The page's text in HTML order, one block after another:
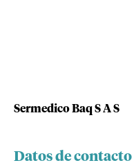
Sermedico Baq S A S
Datos de contacto